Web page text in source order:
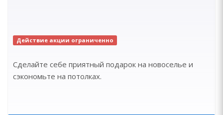
Действие акции ограниченно
Сделайте себе приятный подарок на новоселье и
сэкономьте на потолках.